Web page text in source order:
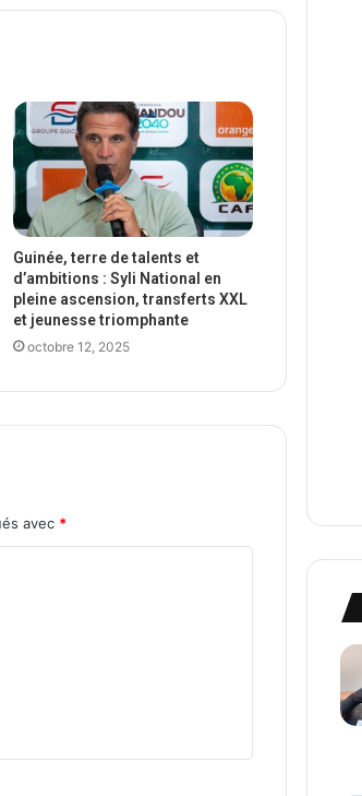
Guinée, terre de talents et
d’ambitions : Syli National en
pleine ascension, transferts XXL
et jeunesse triomphante
octobre 12, 2025
avec *